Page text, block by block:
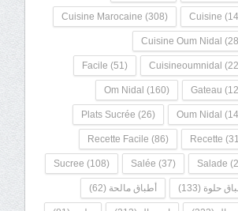
Cuisine
Cuisine Marocaine (308)
Cuisine Oum Nidal
Cuisineoumnidal
Facile (51)
Gateau
Om Nidal (160)
Oum Nidal
Plats Sucrée (26)
Recette
Recette Facile (86)
Salade
Salée (37)
Sucree (108)
حلوة (133) أطباق مالحة (62)